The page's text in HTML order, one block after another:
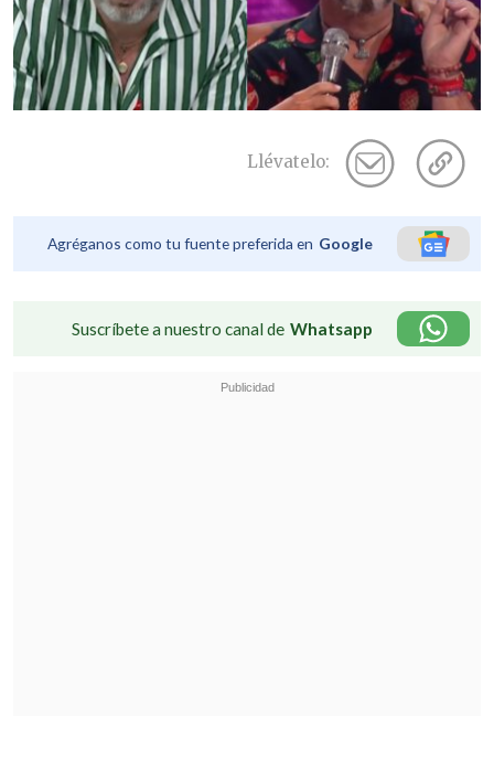
Llévatelo:
Agréganos como tu fuente preferida en Google
Suscríbete a nuestro canal de Whatsapp